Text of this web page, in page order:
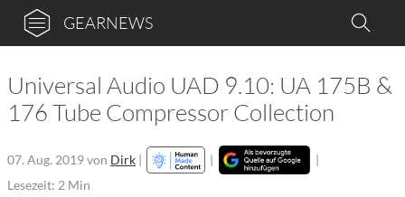
GEARNEWS
Universal Audio UAD 9.10: UA 175B &
176 Tube Compressor Collection
07. Aug. 2019von Dirk | |
|
Lesezeit: 2 Min